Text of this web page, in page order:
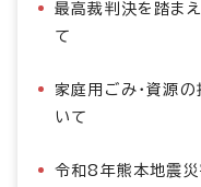
最高裁判決を踏ま
て
家庭用ごみ・資源
いて
令和8年熊本地震